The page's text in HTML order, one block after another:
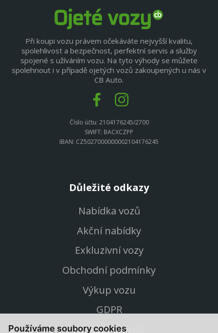
Používáme soubory cookies
Při koupi vozu právem očekáváte nejvyšší kvalitu,
spolehlivost a bezpečnost, perfektní servis a služby
spojené s užíváním vozu. Na tyto výhody se můžete
spolehnout i v případě ojetých vozů zakoupených u nás v
CB Auto.
Číslo účtu: 2104176245/2700
SWIFT: BACXCZPP
IBAN: CZ5027000000002104176245
Důležité odkazy
Nabídka vozů
Akční nabídky
Exkluzivní vozy
Obchodní podmínky
Výkup vozu
GDPR
Proč vůz od nás